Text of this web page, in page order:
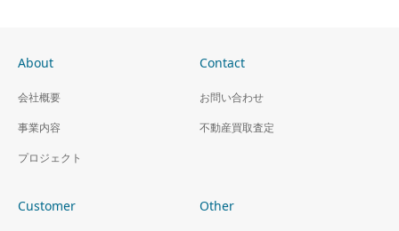
リノベーション「めくリ
ノ」シリーズ 東京都世
リノベーション「めくリ
ノ」シリーズ 神奈川県
About
会社概要
事業内容
プロジェクト
Contact
お問い合わせ
不動産買取査定
Customer Other